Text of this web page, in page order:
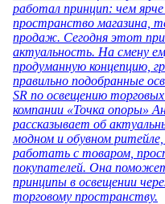
работал принцип: чем
пространство магазина,
продаж. Сегодня этот
актуальность. На смену
продуманную концепцию,
правильно подобранные
SR по освещению
компании «Точка опоры»
рассказывает об
модном и обувном
работать с товаром,
покупателей. Она
принципы в освещении
торговому пространству.